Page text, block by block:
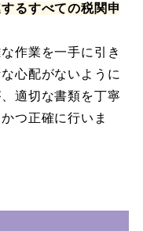
るすべての税関申
作業を一手に引き
心配がないように
適切な書類を丁寧
つ正確に行いま